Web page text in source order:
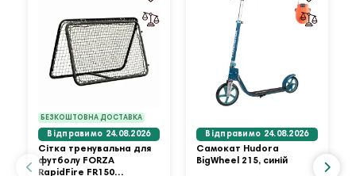
БЕЗКОШТОВНА ДОСТАВКА
Відправимо 24.08.2026
Сітка тренувальна для
футболу FORZA
RapidFire FR150
Відправимо 24.08.2026
Самокат Hudora
BigWheel 215, синій